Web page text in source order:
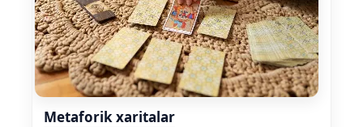
Metaforik xaritalar